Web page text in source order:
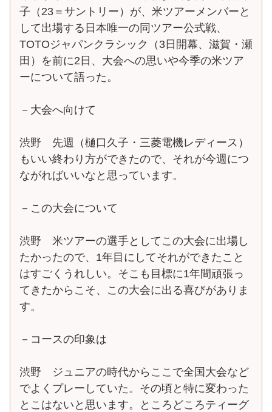
子（23＝サントリー）が、米ツアーメンバーと
して出場する日本唯一の同ツアー公式戦、
TOTOジャパンクラシック（3日開幕、滋賀・瀬
田）を前に2日、大会への思いや今季の米ツア
ーについて語った。
－大会へ向けて
渋野 先週（樋口久子・三菱電機レディース）
もいい終わり方ができたので、それが今週につ
ながればいいなと思っています。
－この大会について
渋野 米ツアーの選手としてこの大会に出場し
たかったので、1年目にしてそれができたこと
はすごくうれしい。そこも目標に1年間頑張っ
てきたからこそ、この大会に出る喜びがありま
す。
－コースの印象は
渋野 ジュニアの時代からここで全国大会など
でよくプレーしていた。その頃と特に変わった
とこはないと思います。ところどころティーグ